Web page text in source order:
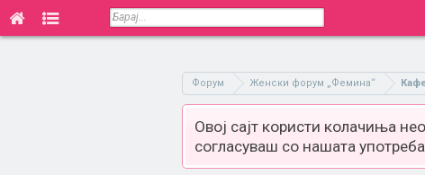
Форум Женски форум „Фемина“
Овој сајт користи колачиња
согласуваш со нашата